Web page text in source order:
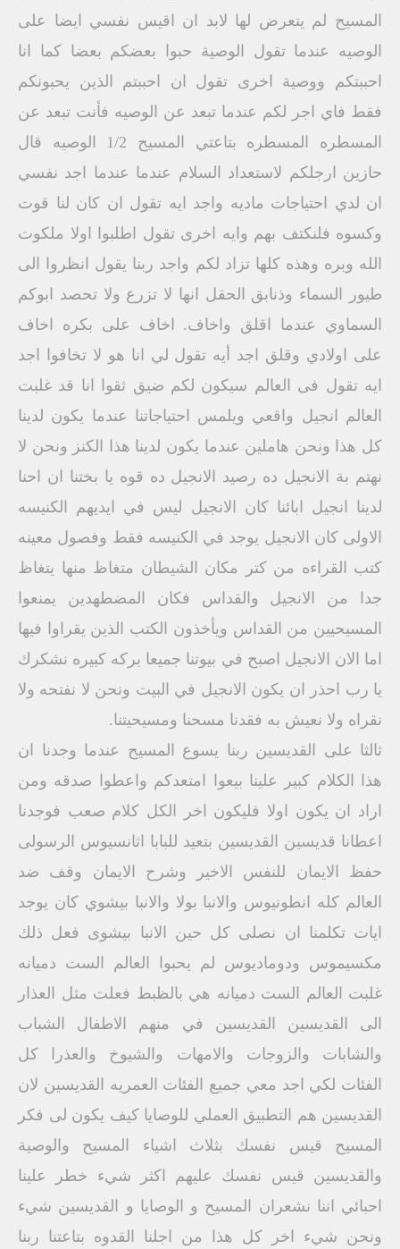
المسيح لم يتعرض لها لابد ان اقيس نفسي ايضا على
الوصيه عندما تقول الوصية حبوا بعضكم بعضا كما انا
احببتكم ووصية اخرى تقول ان احببتم الذين يحبونكم
فقط فاي اجر لكم عندما تبعد عن الوصيه فأنت تبعد عن
المسطره المسطره بتاعتي المسيح 1/2 الوصيه قال
حازين ارجلكم لاستعداد السلام عندما عندما اجد نفسي
ان لدي احتياجات ماديه واجد ايه تقول ان كان لنا قوت
وكسوه فلنكتف بهم وايه اخرى تقول اطلبوا اولا ملكوت
الله وبره وهذه كلها تزاد لكم واجد ربنا يقول انظروا الى
طيور السماء وذنابق الحقل انها لا تزرع ولا تحصد ابوكم
السماوي عندما اقلق واخاف. اخاف على بكره اخاف
على اولادي وقلق اجد أيه تقول لي انا هو لا تخافوا اجد
ايه تقول فى العالم سيكون لكم ضيق ثقوا انا قد غلبت
العالم انجيل واقعي ويلمس احتياجاتنا عندما يكون لدينا
كل هذا ونحن هاملين عندما يكون لدينا هذا الكنز ونحن لا
نهتم بة الانجيل ده رصيد الانجيل ده قوه يا بختنا ان احنا
لدينا انجيل ابائنا كان الانجيل ليس في ايديهم الكنيسه
الاولى كان الانجيل يوجد في الكنيسه فقط وفصول معينه
كتب القراءه من كتر مكان الشيطان متغاظ منها يتغاظ
جدا من الانجيل والقداس فكان المضطهدين يمنعوا
المسيحيين من القداس ويأخذون الكتب الذين يقراوا فيها
اما الان الانجيل اصبح في بيوتنا جميعا بركه كبيره نشكرك
يا رب احذر ان يكون الانجيل في البيت ونحن لا نفتحه ولا
نقراه ولا نعيش به فقدنا مسحنا ومسيحيتنا.
ثالثا على القديسين ربنا يسوع المسيح عندما وجدنا ان
هذا الكلام كبير علينا بيعوا امتعدكم واعطوا صدقه ومن
اراد ان يكون اولا فليكون اخر الكل كلام صعب فوجدنا
اعطانا قديسين القديسين بتعيد للبابا اثانسيوس الرسولى
حفظ الايمان للنفس الاخير وشرح الايمان وقف ضد
العالم كله انطونيوس والانبا بولا والانبا بيشوي كان يوجد
ايات تكلمنا ان نصلى كل حين الانبا بيشوى فعل ذلك
مكسيموس ودوماديوس لم يحبوا العالم الست دميانه
غلبت العالم الست دميانه هي بالظبط فعلت مثل العذار
الى القديسين القديسين في منهم الاطفال الشباب
والشابات والزوجات والامهات والشيوخ والعذرا كل
الفئات لكي اجد معي جميع الفئات العمريه القديسين لان
القديسين هم التطبيق العملي للوصايا كيف يكون لى فكر
المسيح قيس نفسك بثلاث اشياء المسيح والوصية
والقديسين قيس نفسك عليهم اكثر شيء خطر علينا
احبائي اننا نشعران المسيح و الوصايا و القديسين شيء
ونحن شيء اخر كل هذا من اجلنا القدوه بتاعتنا ربنا